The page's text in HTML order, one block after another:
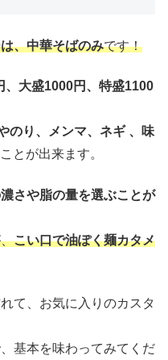
、中華そばのみです！
、大盛1000円、特盛1100
のり、メンマ、ネギ 、味
とが出来ます。
さや脂の量を選ぶことが
こい口で油ぽく麺カタメ
て、お気に入りのカスタ
基本を味わってみてくだ